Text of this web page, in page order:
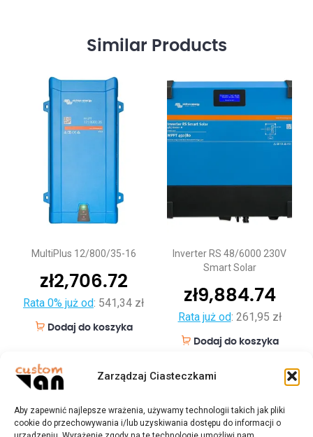
Zarządzaj Ciasteczkami
Aby zapewnić najlepsze wrażenia, używamy technologii takich jak pliki
cookie do przechowywania i/lub uzyskiwania dostępu do informacji o
Similar Products
MultiPlus 12/800/35-16
zł2,706.72
Rata 0% już od: 541,34 zł
Dodaj do koszyka
Inverter RS 48/6000 230V
Smart Solar
zł9,884.74
Rata już od: 261,95 zł
Dodaj do koszyka